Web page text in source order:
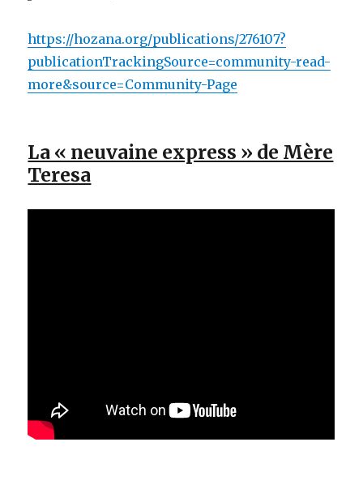
https://hozana.org/publications/276107?
publicationTrackingSource=community-read-
more&source=Community-Page
La « neuvaine express » de Mère
Teresa